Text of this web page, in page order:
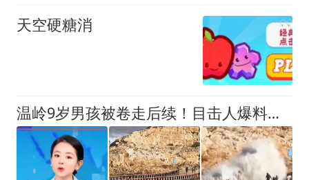
天空硬糖消
温岭9岁男孩被卷走后续！目击人爆料，姑姑3大致命操作，紧抓手机